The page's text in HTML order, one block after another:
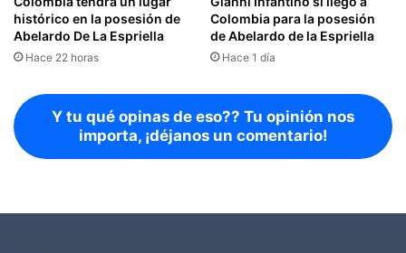
histórico en la posesión de
Abelardo De La Espriella
Hace 22 horas
Colombia para la posesión
de Abelardo de la Espriella
Hace 1 día
Y tu qué opinas de eso?? Tu opinión nos
importa, ¡déjanos un comentario!